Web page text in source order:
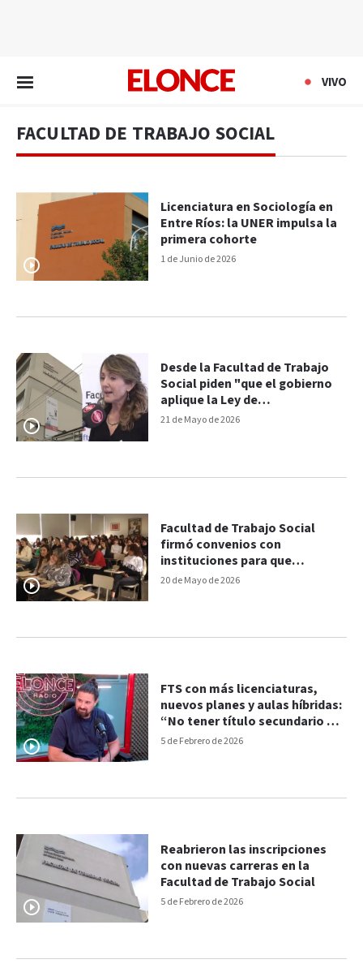
VIVO
FACULTAD DE TRABAJO SOCIAL
1 de Junio de 2026
Licenciatura en Sociología en
Entre Ríos: la UNER impulsa la
primera cohorte
21 de Mayo de 2026
Desde la Facultad de Trabajo
Social piden "que el gobierno
aplique la Ley de
Financiamiento Universitario"
20 de Mayo de 2026
Facultad de Trabajo Social
firmó convenios con
instituciones para que
estudiantes realicen sus
5 de Febrero de 2026
FTS con más licenciaturas,
nuevos planes y aulas híbridas:
“No tener título secundario no
es un impedimento”
5 de Febrero de 2026
Reabrieron las inscripciones
con nuevas carreras en la
Facultad de Trabajo Social